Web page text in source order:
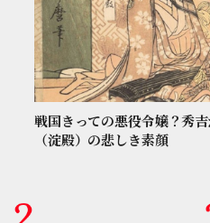
戦国きっての悪役令嬢？秀
（淀殿）の悲しき素顔